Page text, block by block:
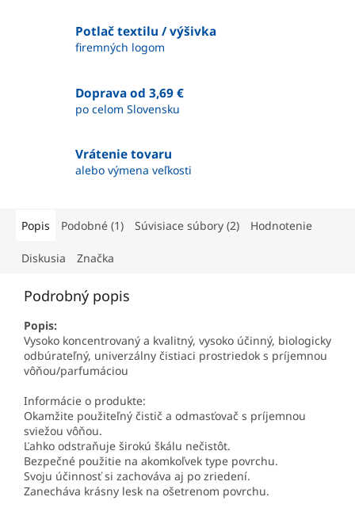
Potlač textilu / výšivka
firemných logom
Doprava od 3,69 €
po celom Slovensku
Vrátenie tovaru
alebo výmena veľkosti
Popis Podobné (1) Súvisiace súbory (2) Hodnotenie
Diskusia Značka
Podrobný popis
Popis:
Vysoko koncentrovaný a kvalitný, vysoko účinný, biologicky
odbúrateľný, univerzálny čistiaci prostriedok s príjemnou
vôňou/parfumáciou
Informácie o produkte:
Okamžite použiteľný čistič a odmasťovač s príjemnou
sviežou vôňou.
Ľahko odstraňuje širokú škálu nečistôt.
Bezpečné použitie na akomkoľvek type povrchu.
Svoju účinnosť si zachováva aj po zriedení.
Zanecháva krásny lesk na ošetrenom povrchu.